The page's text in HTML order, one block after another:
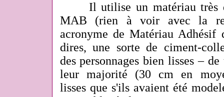
Il utilise un matériau très
MAB (rien à voir avec la
acronyme de Matériau Adhésif
dires, une sorte de ciment-
des personnages bien lisses –
leur majorité (30 cm en
lisses que s'ils avaient été